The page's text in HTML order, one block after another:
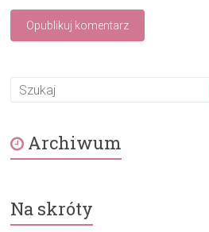
Archiwum
Na skróty